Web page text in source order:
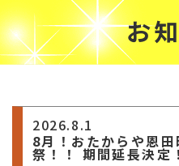
お
2026.8.1
8月！おたからや恩
祭！！ 期間延長決定